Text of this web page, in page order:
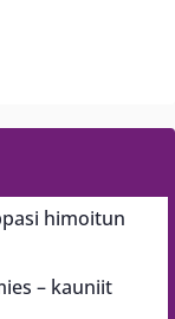
himoitun
– kauniit